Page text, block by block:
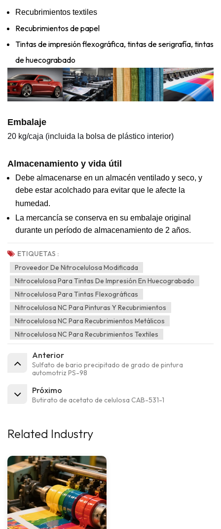
Recubrimientos textiles
Recubrimientos de papel
Tintas de impresión flexográfica, tintas de serigrafía, tintas
de huecograbado
Embalaje
20 kg/caja (incluida la bolsa de plástico interior)
Almacenamiento y vida útil
Debe almacenarse en un almacén ventilado y seco, y
debe estar acolchado para evitar que le afecte la
humedad.
La mercancía se conserva en su embalaje original
durante un período de almacenamiento de 2 años.
ETIQUETAS :
Proveedor De Nitrocelulosa Modificada
Nitrocelulosa Para Tintas De Impresión En Huecograbado
Nitrocelulosa Para Tintas Flexográficas
Nitrocelulosa NC Para Pinturas Y Recubrimientos
Nitrocelulosa NC Para Recubrimientos Metálicos
Nitrocelulosa NC Para Recubrimientos Textiles
Anterior
Sulfato de bario precipitado de grado de pintura
automotriz PS-98
Próximo
Butirato de acetato de celulosa CAB-531-1
Related Industry